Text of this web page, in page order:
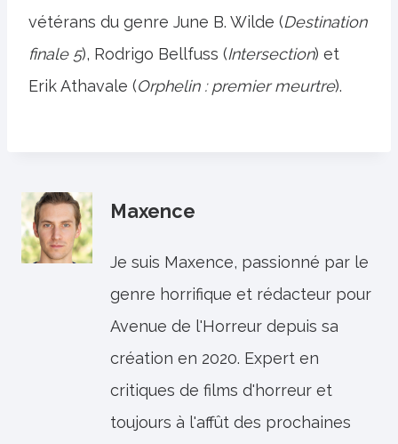
vétérans du genre June B. Wilde (Destination
finale 5), Rodrigo Bellfuss (Intersection) et
Erik Athavale (Orphelin : premier meurtre).
Maxence
Je suis Maxence, passionné par le
genre horrifique et rédacteur pour
Avenue de l'Horreur depuis sa
création en 2020. Expert en
critiques de films d'horreur et
toujours à l'affût des prochaines